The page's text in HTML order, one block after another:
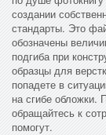
создании
стандарты. Это
обозначены
подгиба при
образцы для
попадете в
на сгибе обложки.
обращайтесь к
помогут.